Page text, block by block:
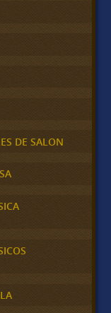
DE SALON